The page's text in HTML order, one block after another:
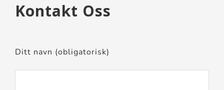
Kontakt Oss
Ditt navn (obligatorisk)